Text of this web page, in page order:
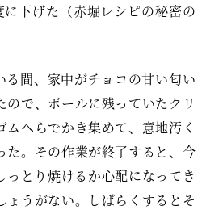
下げた（赤堀レシピの秘密の
る間、家中がチョコの甘い匂い
で、ボールに残っていたクリ
へらでかき集めて、意地汚く
た。その作業が終了すると、今
っとり焼けるか心配になってき
ょうがない。しばらくするとそ